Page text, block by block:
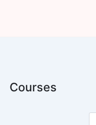
Courses